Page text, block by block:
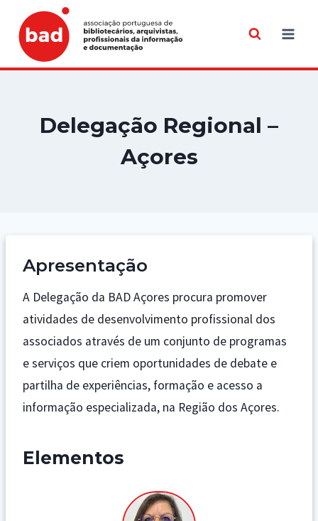
content
Delegação Regional –
Açores
Apresentação
A Delegação da BAD Açores procura promover
atividades de desenvolvimento profissional dos
associados através de um conjunto de programas
e serviços que criem oportunidades de debate e
partilha de experiências, formação e acesso a
informação especializada, na Região dos Açores.
Elementos